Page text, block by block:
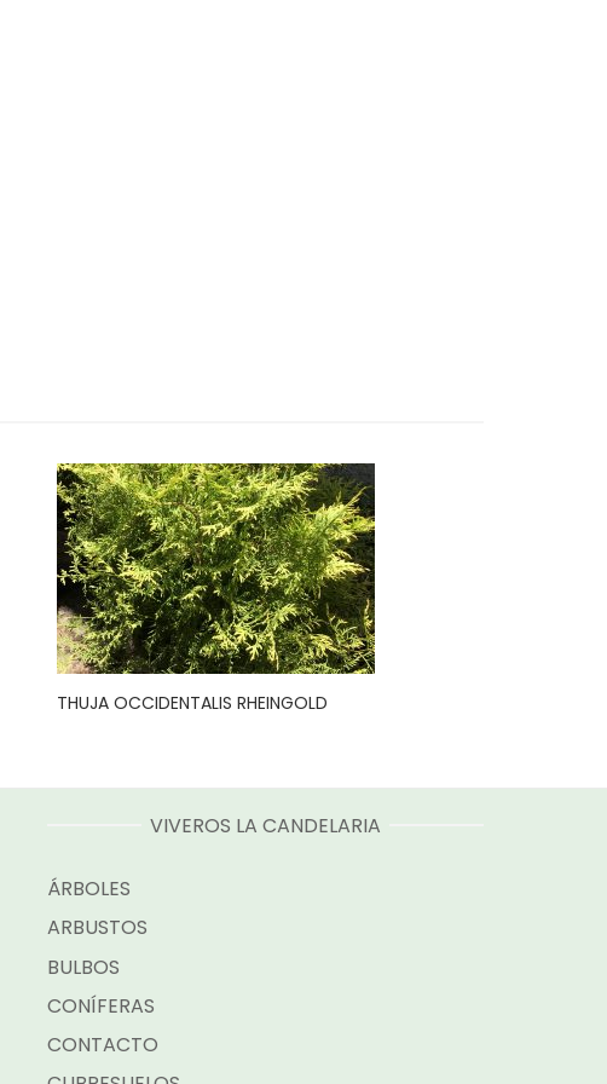
THUJA OCCIDENTALIS RHEINGOLD
VIVEROS LA CANDELARIA
ÁRBOLES
ARBUSTOS
BULBOS
CONÍFERAS
CONTACTO